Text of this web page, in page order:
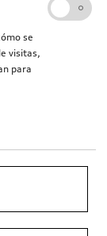
se
visitas,
para